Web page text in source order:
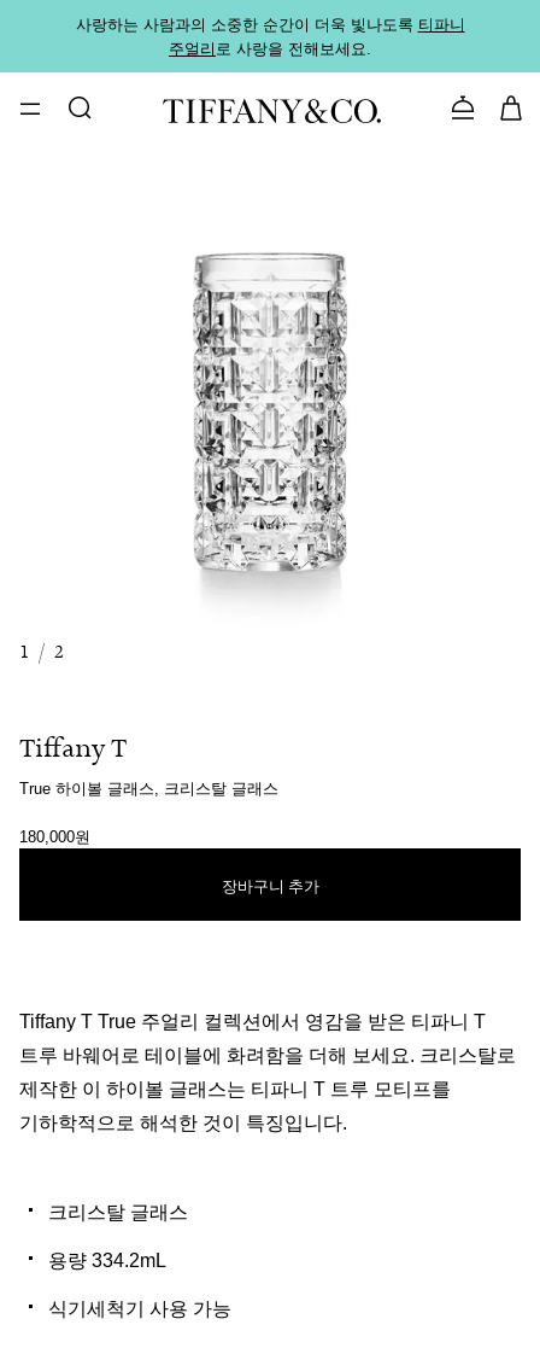
사랑하는 사람과의 소중한 순간이 더욱 빛나도록 티파니
주얼리로 사랑을 전해보세요.
문의하기
1 / 2
Tiffany T
True 하이볼 글래스, 크리스탈 글래스
180,000원
장바구니 추가
Tiffany T True 주얼리 컬렉션에서 영감을 받은 티파니 T
트루 바웨어로 테이블에 화려함을 더해 보세요. 크리스탈로
제작한 이 하이볼 글래스는 티파니 T 트루 모티프를
기하학적으로 해석한 것이 특징입니다.
크리스탈 글래스
용량 334.2mL
식기세척기 사용 가능